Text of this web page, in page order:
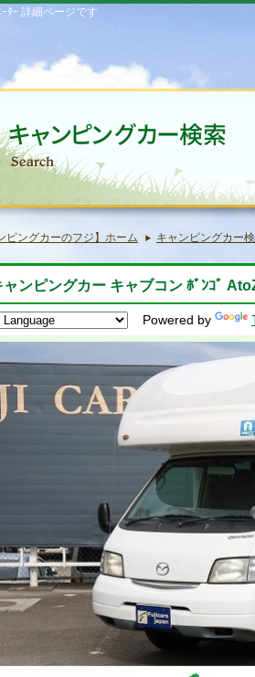
ﾀｰ 詳細ページです
ピングカーのフジ】ホーム キャンピングカー
ャンピングカー キャブコン ﾎﾞﾝｺﾞ
Powered by